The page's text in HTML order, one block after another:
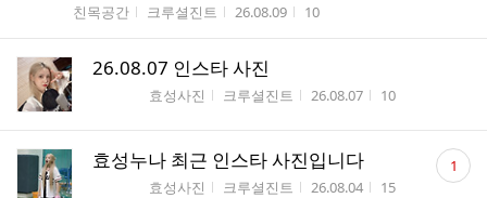
10
n
e
w
159
내
원
하
기
친목공간 작성자
크루셜진트 작성시간
26.08.09 조회수
10
26.08.07 인스타 사진
효성사진 작성자
크루셜진트 작성시간
26.08.07 조회수
10
효성누나 최근 인스타 사진입니다
효성사진 작성자
크루셜진트 작성시간
26.08.04 조회수
15
댓
글 1